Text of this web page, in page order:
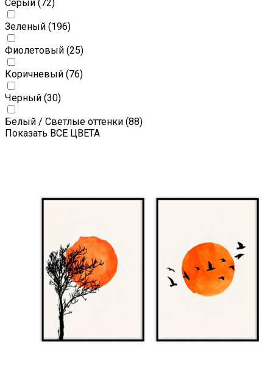
Серый (72)
Зеленый (196)
Фиолетовый (25)
Коричневый (76)
Черный (30)
Белый / Светлые оттенки (88)
Показать ВСЕ ЦВЕТА